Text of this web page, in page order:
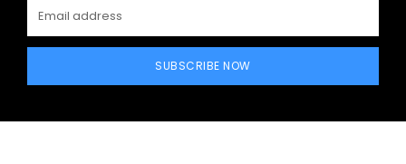
SUBSCRIBE NOW